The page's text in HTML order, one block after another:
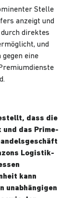
Stelle
anzeigt und
direktes
und
gegen eine
dass die
und das Prime-
Logistik-
kann
unabhängigen